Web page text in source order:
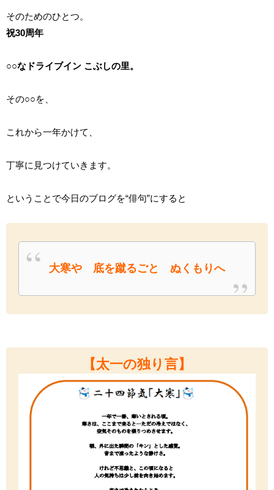
そのためのひとつ。
祝30周年
○○なドライブイン こぶしの里。
その○○を、
これから一年かけて、
丁寧に見つけていきます。
ということで今日のブログを“俳句”にすると
大寒や 底を蹴るごと ぬくもりへ
【太一の独り言】